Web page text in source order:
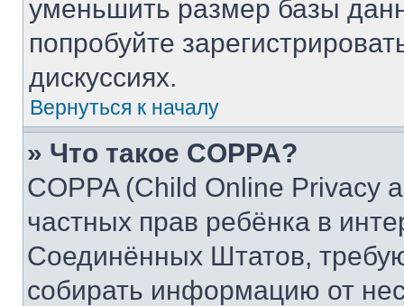
уменьшить размер базы
попробуйте
дискуссиях.
Вернуться к началу
» Что такое COPPA?
COPPA (Child Online Privacy
частных прав ребёнка в
Соединённых Штатов,
собирать информацию от